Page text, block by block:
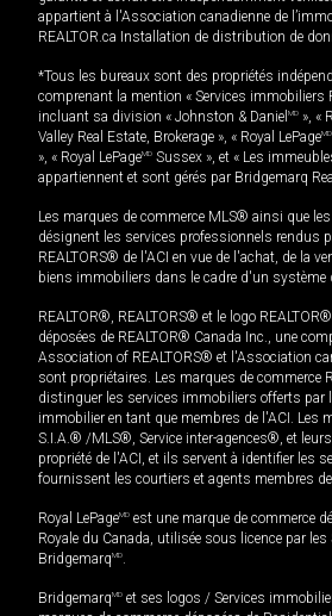
appartient à l'Association canadienne de
REALTOR.ca Installation de distribution de
*Tous les bureaux sont des propriétés
comprenant la mention « Services immobiliers
incluant sa division « Johnston & Daniel MD », «
Valley Real Estate, Brokerage », « Royal LePageMD
», « Royal LePageMD Sussex », et « Les
appartiennent et sont gérés par Bridgemarq
Les marques de commerce MLS® ainsi que
désignent les services professionnels rendus
REALTORS® de l'ACI en vue de l'achat, de la
biens immobiliers dans le cadre d'un système
REALTOR®, REALTORS® et le logo
déposées de REALTOR® Canada Inc., une
Association of REALTORS® et l'Association
sont propriétaires. Les marques de commerce
distinguer les services immobiliers offerts par
immobilier en tant que membres de l'ACI. Les
S.I.A.® /MLS®, Service inter-agences®, et
propriété de l'ACI, et ils servent à identifier les
fournissent les courtiers et agents membres
Royal LePageMD est une marque de commerce
Royale du Canada, utilisée sous licence par
BridgemarqMD.
BridgemarqMD et ses logos / Services